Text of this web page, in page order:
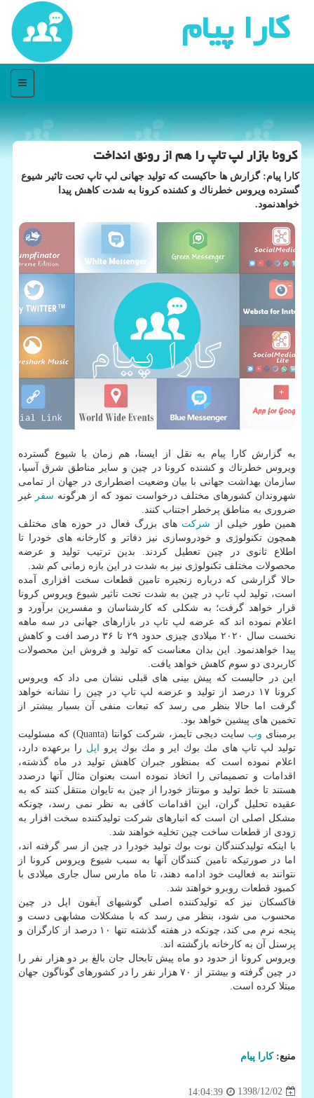
كارا پیام
منو
كرونا بازار لپ تاپ را هم از رونق انداخت
كارا پیام: گزارش ها حاكیست كه تولید جهانی لپ تاپ تحت تاثیر شیوع
گسترده ویروس خطرناك و كشنده كرونا به شدت كاهش پیدا
خواهدنمود.
به گزارش كارا پیام به نقل از ایسنا، هم زمان با شیوع گسترده
ویروس خطرناك و كشنده كرونا در چین و سایر مناطق شرق آسیا،
سازمان بهداشت جهانی با بیان وضعیت اضطراری در جهان از تمامی
شهروندان كشورهای مختلف درخواست نمود كه از هرگونه سفر غیر
ضروری به مناطق پرخطر اجتناب كنند.
همین طور خیلی از شركت های بزرگ فعال در حوزه های مختلف
همچون تكنولوژی و خودروسازی نیز دفاتر و كارخانه های خودرا تا
اطلاع ثانوی در چین تعطیل كردند. بدین ترتیب تولید و عرضه
محصولات مختلف تكنولوژی نیز به شدت در این بازه زمانی كم شد.
حالا گزارشی كه درباره زنجیره تامین قطعات سخت افزاری آمده
است، تولید لپ تاپ در چین به شدت تحت تاثیر شیوع ویروس كرونا
قرار خواهد گرفت؛ به شكلی كه كارشناسان و مفسرین برآورد و
اعلام نموده اند كه عرضه لپ تاپ در بازارهای جهانی در سه ماهه
نخست سال ۲۰۲۰ میلادی چیزی حدود ۲۹ تا ۳۶ درصد افت و كاهش
پیدا خواهدنمود. این بدان معناست كه تولید و فروش این محصولات
كاربردی دو سوم كاهش خواهد یافت.
این در حالیست كه پیش بینی های قبلی نشان می داد كه ویروس
كرونا ۱۷ درصد از تولید و عرضه لپ تاپ در چین را نشانه خواهد
گرفت اما حالا بنظر می رسد كه تبعات منفی آن بسیار بیشتر از
تخمین های پیشین خواهد بود.
برمبنای وب
سایت دیجی تایمز، شركت كوانتا (Quanta) كه مسئولیت
تولید لپ تاپ های مك بوك ایر و مك بوك پرو
اپل را برعهده دارد،
اعلام نموده است كه بمنظور جبران كاهش تولید در ماه گذشته،
اقدامات و تصمیماتی را اتخاذ نموده است بعنوان مثال آنها درصدد
هستند تا خط تولید و مونتاژ خودرا از چین به تایوان منتقل كنند كه به
عقیده تحلیل گران، این اقدامات كافی به نظر نمی رسد، چونكه
مشكل اصلی ان است كه انبارهای شركت تولیدكننده سخت افزار به
زودی از قطعات ساخت چین تخلیه خواهند شد.
با اینكه تولیدكنندگان نوت بوك تولید خودرا در چین از سر گرفته اند،
اما در صورتیكه تامین كنندگان آنها به سبب شیوع ویروس كرونا از
نتوانند به فعالیت خود ادامه دهند، تا ماه مارس سال جاری میلادی با
كمبود قطعات روبرو خواهند شد.
فاكسكان نیز كه تولیدكننده اصلی گوشیهای آیفون اپل در چین
محسوب می شود، بنظر می رسد كه با مشكلات مشابهی دست و
پنجه نرم می كند، چونكه در هفته گذشته تنها ۱۰ درصد از كارگران و
پرسنل آن به كارخانه بازگشته اند.
ویروس كرونا از حدود دو ماه پیش تابحال جان بالغ بر دو هزار نفر را
در چین گرفته و بیشتر از ۷۰ هزار نفر را در كشورهای گوناگون جهان
مبتلا كرده است.
منبع:كارا پیام
1398/12/02
14:04:39